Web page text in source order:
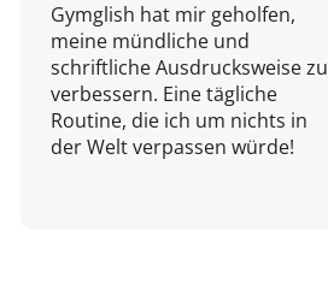
Gymglish hat mir geholfen,
meine mündliche und
schriftliche Ausdrucksweise zu
verbessern. Eine tägliche
Routine, die ich um nichts in
der Welt verpassen würde!